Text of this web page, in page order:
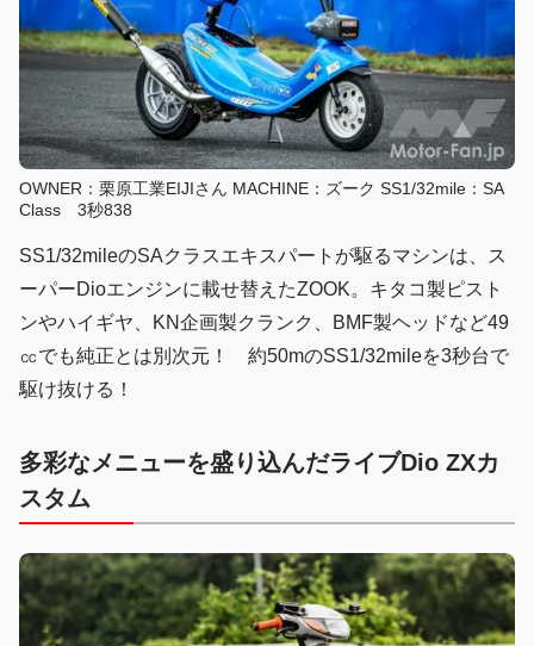
OWNER：栗原工業EIJIさん MACHINE：ズーク SS1/32mile：SA
Class 3秒838
SS1/32mileのSAクラスエキスパートが駆るマシンは、ス
ーパーDioエンジンに載せ替えたZOOK。キタコ製ピスト
ンやハイギヤ、KN企画製クランク、BMF製ヘッドなど49
㏄でも純正とは別次元！ 約50mのSS1/32mileを3秒台で
駆け抜ける！
多彩なメニューを盛り込んだライブDio ZXカ
スタム